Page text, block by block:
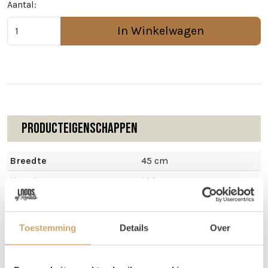
Toestemming Details Over
Aantal:
In Winkelwagen
Producteigenschappen
Breedte
45 cm
Hoogte
100 cm
Omschrijving